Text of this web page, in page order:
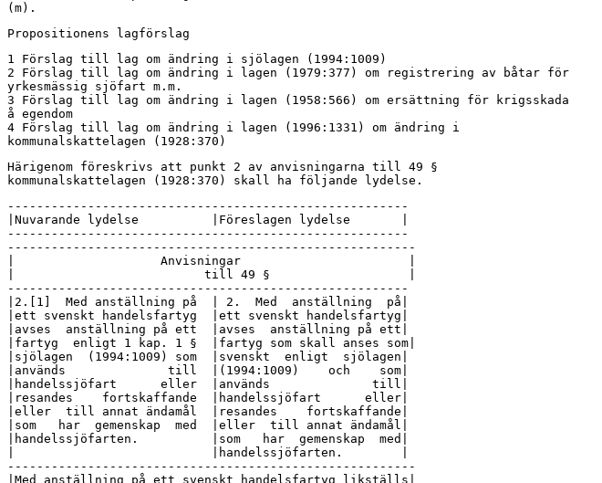
(m).
Propositionens lagförslag
1 Förslag till lag om ändring i sjölagen (1994:1009)
2 Förslag till lag om ändring i lagen (1979:377) om registrering av båtar för
yrkesmässig sjöfart m.m.
3 Förslag till lag om ändring i lagen (1958:566) om ersättning för krigsskada
å egendom
4 Förslag till lag om ändring i lagen (1996:1331) om ändring i
kommunalskattelagen (1928:370)
Härigenom föreskrivs att punkt 2 av anvisningarna till 49 §
kommunalskattelagen (1928:370) skall ha följande lydelse.
-------------------------------------------------------
|Nuvarande lydelse          |Föreslagen lydelse       |
-------------------------------------------------------
--------------------------------------------------------
|                    Anvisningar                       |
|                          till 49 §                   |
-------------------------------------------------------
|2.[1]  Med anställning på  | 2.  Med  anställning  på|
|ett svenskt handelsfartyg  |ett svenskt handelsfartyg|
|avses  anställning på ett  |avses  anställning på ett|
|fartyg  enligt 1 kap. 1 §  |fartyg som skall anses som|
|sjölagen  (1994:1009) som  |svenskt  enligt  sjölagen|
|används              till  |(1994:1009)    och    som|
|handelssjöfart      eller  |används              till|
|resandes    fortskaffande  |handelssjöfart      eller|
|eller  till annat ändamål  |resandes    fortskaffande|
|som   har  gemenskap  med  |eller  till annat ändamål|
|handelssjöfarten.          |som   har  gemenskap  med|
|                           |handelssjöfarten.        |
--------------------------------------------------------
|Med anställning på ett svenskt handelsfartyg likställs|